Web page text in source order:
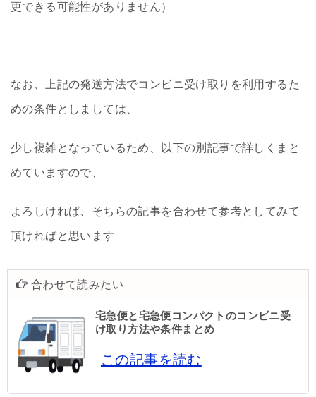
更できる可能性がありません）
なお、上記の発送方法でコンビニ受け取りを利用するた
めの条件としましては、
少し複雑となっているため、以下の別記事で詳しくまと
めていますので、
よろしければ、そちらの記事を合わせて参考としてみて
頂ければと思います
合わせて読みたい
宅急便と宅急便コンパクトのコンビニ受
け取り方法や条件まとめ
この記事を読む